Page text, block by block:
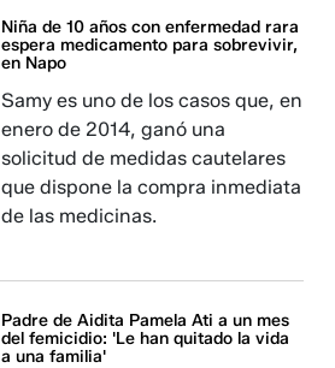
Niña de 10 años con enfermedad rara
espera medicamento para sobrevivir,
en Napo
Samy es uno de los casos que, en
enero de 2014, ganó una
solicitud de medidas cautelares
que dispone la compra inmediata
de las medicinas.
Padre de Aidita Pamela Ati a un mes
del femicidio: 'Le han quitado la vida
a una familia'